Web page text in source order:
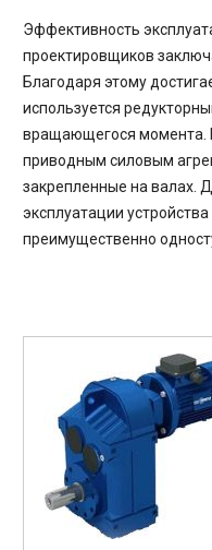
Эффективность
проектировщиков
Благодаря этому
используется
вращающегося момента.
приводным силовым
закрепленные на валах.
эксплуатации
преимущественно